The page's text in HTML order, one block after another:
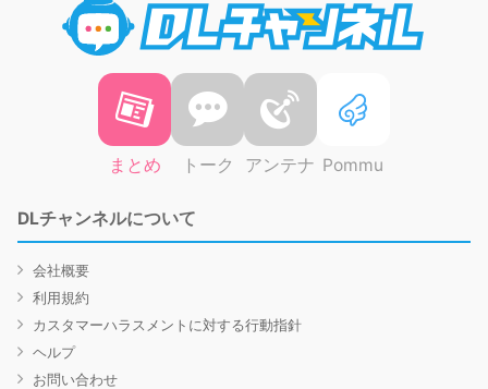
まとめ トーク アンテナ Pommu
DLチャンネルについて
会社概要
利用規約
カスタマーハラスメントに対する行動指針
ヘルプ
お問い合わせ